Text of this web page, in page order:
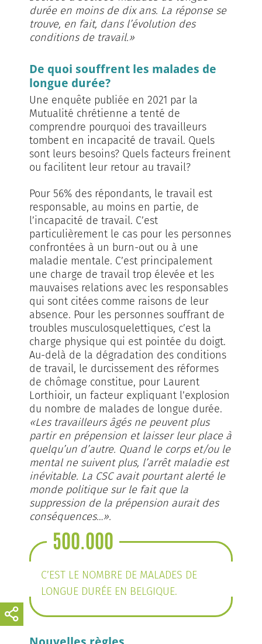
durée en moins de dix ans. La réponse se
trouve, en fait, dans l’évolution des
conditions de travail.»
De quoi souffrent les malades de
longue durée?
Une enquête publiée en 2021 par la
Mutualité chrétienne a tenté de
comprendre pourquoi des travailleurs
tombent en incapacité de travail. Quels
sont leurs besoins? Quels facteurs freinent
ou facilitent leur retour au travail?
Pour 56% des répondants, le travail est
responsable, au moins en partie, de
l’incapacité de travail. C’est
particulièrement le cas pour les personnes
confrontées à un burn-out ou à une
maladie mentale. C’est principalement
une charge de travail trop élevée et les
mauvaises relations avec les responsables
qui sont citées comme raisons de leur
absence. Pour les personnes souffrant de
troubles musculosquelettiques, c’est la
charge physique qui est pointée du doigt.
Au-delà de la dégradation des conditions
de travail, le durcissement des réformes
de chômage constitue, pour Laurent
Lorthioir, un facteur expliquant l’explosion
du nombre de malades de longue durée.
«Les travailleurs âgés ne peuvent plus
partir en prépension et laisser leur place à
quelqu’un d’autre. Quand le corps et/ou le
mental ne suivent plus, l’arrêt maladie est
inévitable. La CSC avait pourtant alerté le
monde politique sur le fait que la
suppression de la prépension aurait des
conséquences…».
500.000
C’EST LE NOMBRE DE MALADES DE
LONGUE DURÉE EN BELGIQUE.